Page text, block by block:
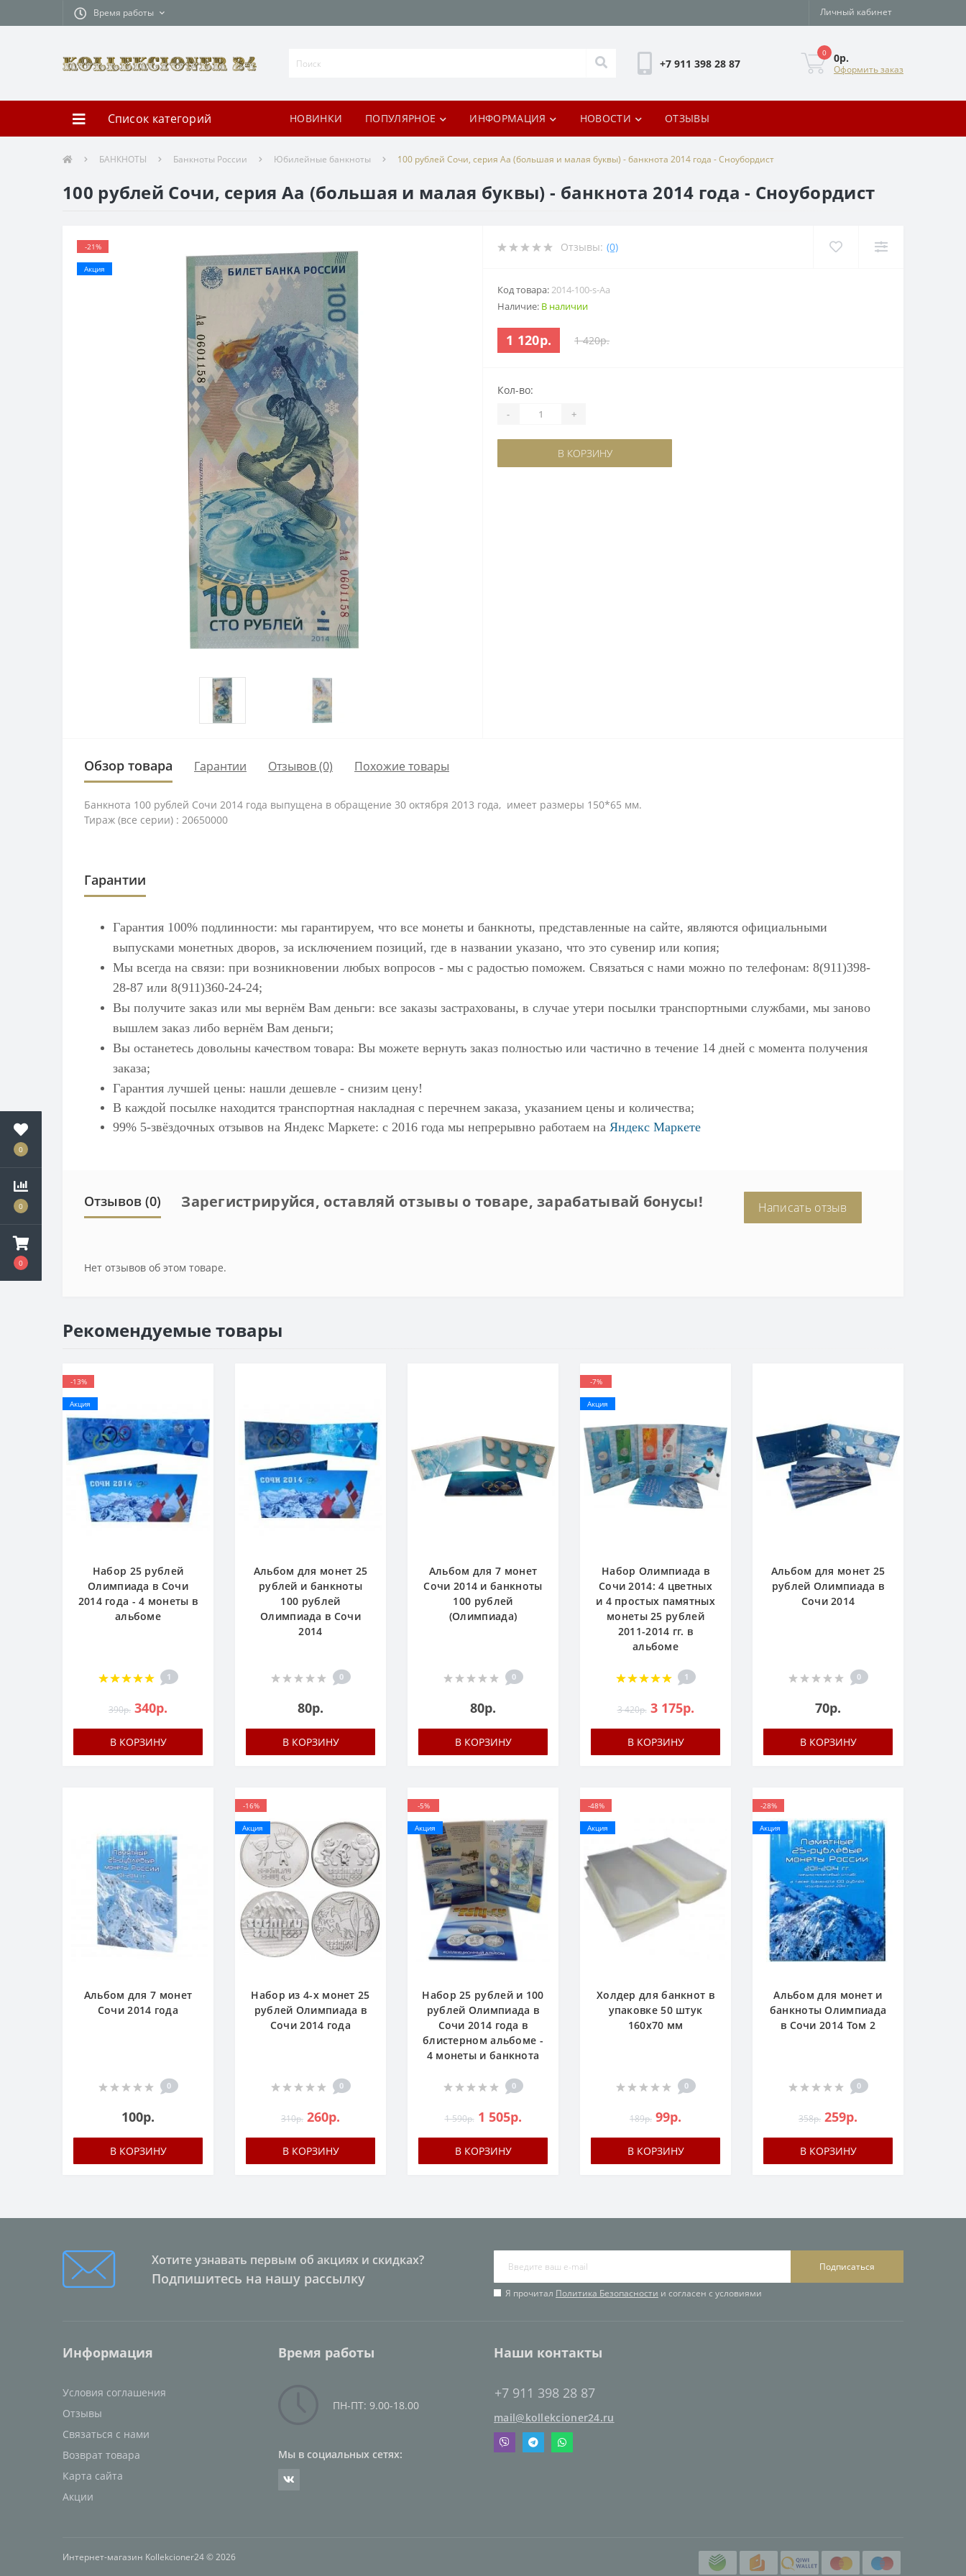
0
0
0
Время работы Личный кабинет
+7 911 398 28 87
0 0р.
Оформить заказ
Список категорий НОВИНКИ ПОПУЛЯРНОЕ ИНФОРМАЦИЯ НОВОСТИ ОТЗЫВЫ
БАНКНОТЫ Банкноты России Юбилейные банкноты 100 рублей Сочи, серия Аа (большая и малая буквы) - банкнота 2014 года - Сноубордист
100 рублей Сочи, серия Аа (большая и малая буквы) - банкнота 2014 года - Сноубордист
-21%
Акция
Отзывы: (0)
Код товара:2014-100-s-Aa
Наличие: В наличии
1 120р. 1 420р.
Кол-во:
- +
В КОРЗИНУ
Обзор товара Гарантии Отзывов (0) Похожие товары
Банкнота 100 рублей Сочи 2014 года выпущена в обращение 30 октября 2013 года, имеет размеры 150*65 мм.
Тираж (все серии) : 20650000
Гарантии
Гарантия 100% подлинности: мы гарантируем, что все монеты и банкноты, представленные на сайте, являются официальными
выпусками монетных дворов, за исключением позиций, где в названии указано, что это сувенир или копия;
Мы всегда на связи: при возникновении любых вопросов - мы с радостью поможем. Связаться с нами можно по телефонам: 8(911)398-
28-87 или 8(911)360-24-24;
Вы получите заказ или мы вернём Вам деньги: все заказы застрахованы, в случае утери посылки транспортными службами, мы заново
вышлем заказ либо вернём Вам деньги;
Вы останетесь довольны качеством товара: Вы можете вернуть заказ полностью или частично в течение 14 дней с момента получения
заказа;
Гарантия лучшей цены: нашли дешевле - снизим цену!
В каждой посылке находится транспортная накладная с перечнем заказа, указанием цены и количества;
99% 5-звёздочных отзывов на Яндекс Маркете: с 2016 года мы непрерывно работаем на Яндекс Маркете
Отзывов (0) Зарегистрируйся, оставляй отзывы о товаре, зарабатывай бонусы! Написать отзыв
Нет отзывов об этом товаре.
Рекомендуемые товары
-13%
Акция
Набор 25 рублей
Олимпиада в Сочи
2014 года - 4 монеты в
альбоме
1
390р. 340р.
В КОРЗИНУ
Альбом для монет 25
рублей и банкноты
100 рублей
Олимпиада в Сочи
2014
0
80р.
В КОРЗИНУ
Альбом для 7 монет
Сочи 2014 и банкноты
100 рублей
(Олимпиада)
0
80р.
В КОРЗИНУ
-7%
Акция
Набор Олимпиада в
Сочи 2014: 4 цветных
и 4 простых памятных
монеты 25 рублей
2011-2014 гг. в
альбоме
1
3 420р. 3 175р.
В КОРЗИНУ
Альбом для монет 25
рублей Олимпиада в
Сочи 2014
0
70р.
В КОРЗИНУ
Альбом для 7 монет
Сочи 2014 года
0
100р.
В КОРЗИНУ
-16%
Акция
Набор из 4-х монет 25
рублей Олимпиада в
Сочи 2014 года
0
310р. 260р.
В КОРЗИНУ
-5%
Акция
Набор 25 рублей и 100
рублей Олимпиада в
Сочи 2014 года в
блистерном альбоме -
4 монеты и банкнота
0
1 590р. 1 505р.
В КОРЗИНУ
-48%
Акция
Холдер для банкнот в
упаковке 50 штук
160х70 мм
0
189р. 99р.
В КОРЗИНУ
-28%
Акция
Альбом для монет и
банкноты Олимпиада
в Сочи 2014 Том 2
0
358р. 259р.
В КОРЗИНУ
Хотите узнавать первым об акциях и скидках?
Подпишитесь на нашу рассылку
Подписаться
Я прочитал Политика Безопасности и согласен с условиями
Информация
Условия соглашения
Отзывы
Связаться с нами
Возврат товара
Карта сайта
Акции
Время работы
ПН-ПТ: 9.00-18.00
Мы в социальных сетях:
Наши контакты
+7 911 398 28 87
mail@kollekcioner24.ru
Интернет-магазин Kollekcioner24 © 2026